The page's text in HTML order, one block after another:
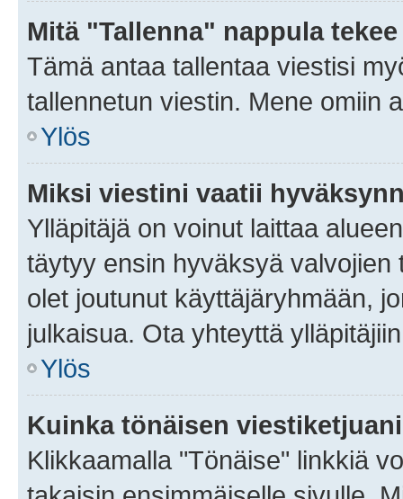
Mitä "Tallenna" nappula
Tämä antaa tallentaa viestisi
tallennetun viestin. Mene omiin
Ylös
Miksi viestini vaatii
Ylläpitäjä on voinut laittaa
täytyy ensin hyväksyä
olet joutunut käyttäjäryhmään,
julkaisua. Ota yhteyttä
Ylös
Kuinka tönäisen
Klikkaamalla "Tönäise" linkkiä